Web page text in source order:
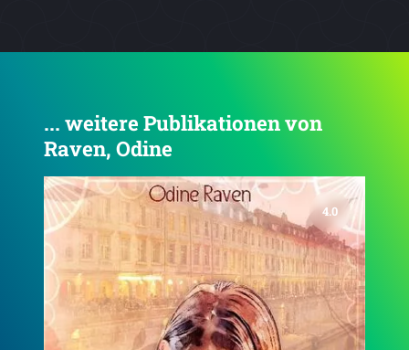
... weitere Publikationen von
Raven, Odine
4.0